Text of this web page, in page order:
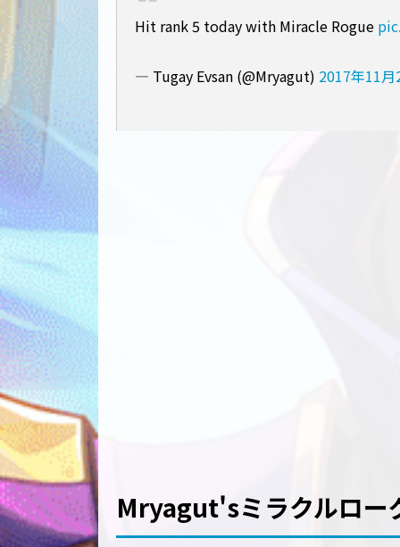
Hit rank 5 today with Miracle Rogue
— Tugay Evsan (@Mryagut) 2017年11月
Mryagut'sミラクルロー